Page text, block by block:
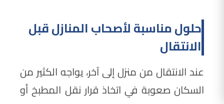
حلول مناسبة لأصحاب المنازل قبل
الانتقال
عند الانتقال من منزل إلى آخر، يواجه الكثير من
السكان صعوبة في اتخاذ قرار نقل المطبخ أو